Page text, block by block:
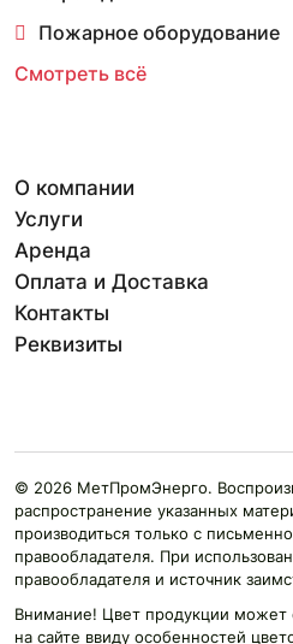
Пожарное оборудование
Смотреть всё
О компании
Услуги
Аренда
Оплата и Доставка
Контакты
Реквизиты
© 2026 МетПромЭнерго.
распространение указанных
производиться только с
правообладателя. При
правообладателя и источник
Внимание! Цвет продукции может
на сайте ввиду особенностей